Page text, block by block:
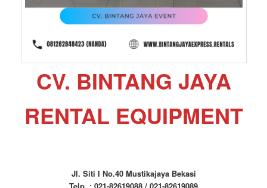
CV. BINTANG JAYA
RENTAL EQUIPMENT
Jl. Siti I No.40 Mustikajaya Bekasi